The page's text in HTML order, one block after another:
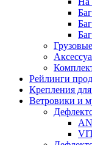
Рейлинги
Крепления
Ветровики и